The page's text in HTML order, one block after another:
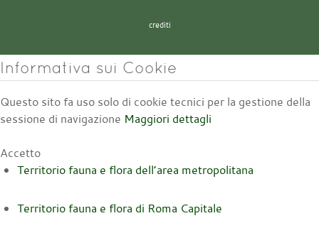
crediti
Informativa sui Cookie
Questo sito fa uso solo di cookie tecnici per la gestione della
sessione di navigazione Maggiori dettagli
Accetto
Territorio fauna e flora dell’area metropolitana
Territorio fauna e flora di Roma Capitale